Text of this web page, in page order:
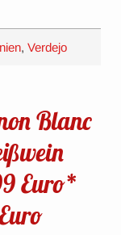
,Verdejo
Blanc
Euro*